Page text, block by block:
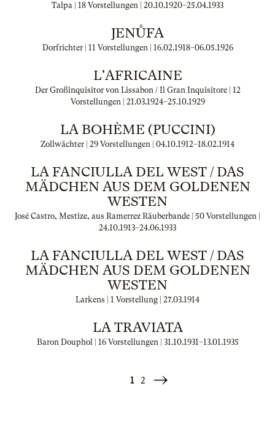
Talpa | 18 Vorstellungen | 20.10.1920–25.04.1933
JENŮFA
Dorfrichter | 11 Vorstellungen | 16.02.1918–06.05.1926
L'AFRICAINE
Der Großinquisitor von Lissabon / Il Gran Inquisitore | 12
Vorstellungen | 21.03.1924–25.10.1929
LA BOHÈME (PUCCINI)
Zollwächter | 29 Vorstellungen | 04.10.1912–18.02.1914
LA FANCIULLA DEL WEST / DAS
MÄDCHEN AUS DEM GOLDENEN
WESTEN
José Castro, Mestize, aus Ramerrez Räuberbande | 50 Vorstellungen |
24.10.1913–24.06.1933
LA FANCIULLA DEL WEST / DAS
MÄDCHEN AUS DEM GOLDENEN
WESTEN
Larkens | 1 Vorstellung | 27.03.1914
LA TRAVIATA
Baron Douphol | 16 Vorstellungen | 31.10.1931–13.01.1935
1 2
Weiter